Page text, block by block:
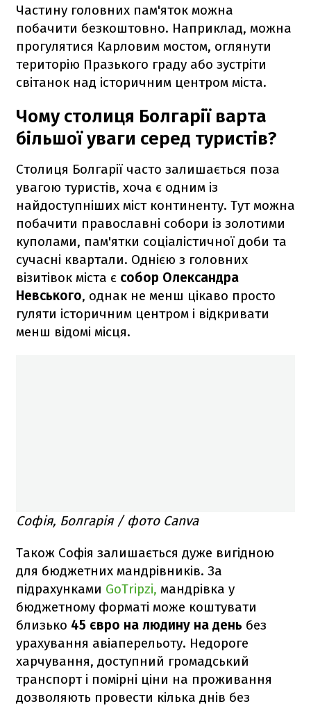
Частину головних пам'яток можна
побачити безкоштовно. Наприклад, можна
прогулятися Карловим мостом, оглянути
територію Празького граду або зустріти
світанок над історичним центром міста.
Чому столиця Болгарії варта
більшої уваги серед туристів?
Столиця Болгарії часто залишається поза
увагою туристів, хоча є одним із
найдоступніших міст континенту. Тут можна
побачити православні собори із золотими
куполами, пам'ятки соціалістичної доби та
сучасні квартали. Однією з головних
візитівок міста є собор Олександра
Невського, однак не менш цікаво просто
гуляти історичним центром і відкривати
менш відомі місця.
Софія, Болгарія / фото Canva
Також Софія залишається дуже вигідною
для бюджетних мандрівників. За
підрахунками GoTripzi, мандрівка у
бюджетному форматі може коштувати
близько 45 євро на людину на день без
урахування авіаперельоту. Недороге
харчування, доступний громадський
транспорт і помірні ціни на проживання
дозволяють провести кілька днів без